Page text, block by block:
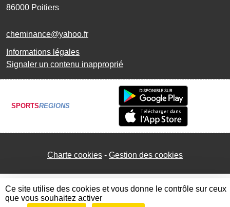
86000 Poitiers
cheminance@yahoo.fr
Informations légales
Signaler un contenu inapproprié
SPORTSREGIONS
Charte cookies Gestion des cookies
Ce site utilise des cookies et vous donne le contrôle sur ceux
que vous souhaitez activer